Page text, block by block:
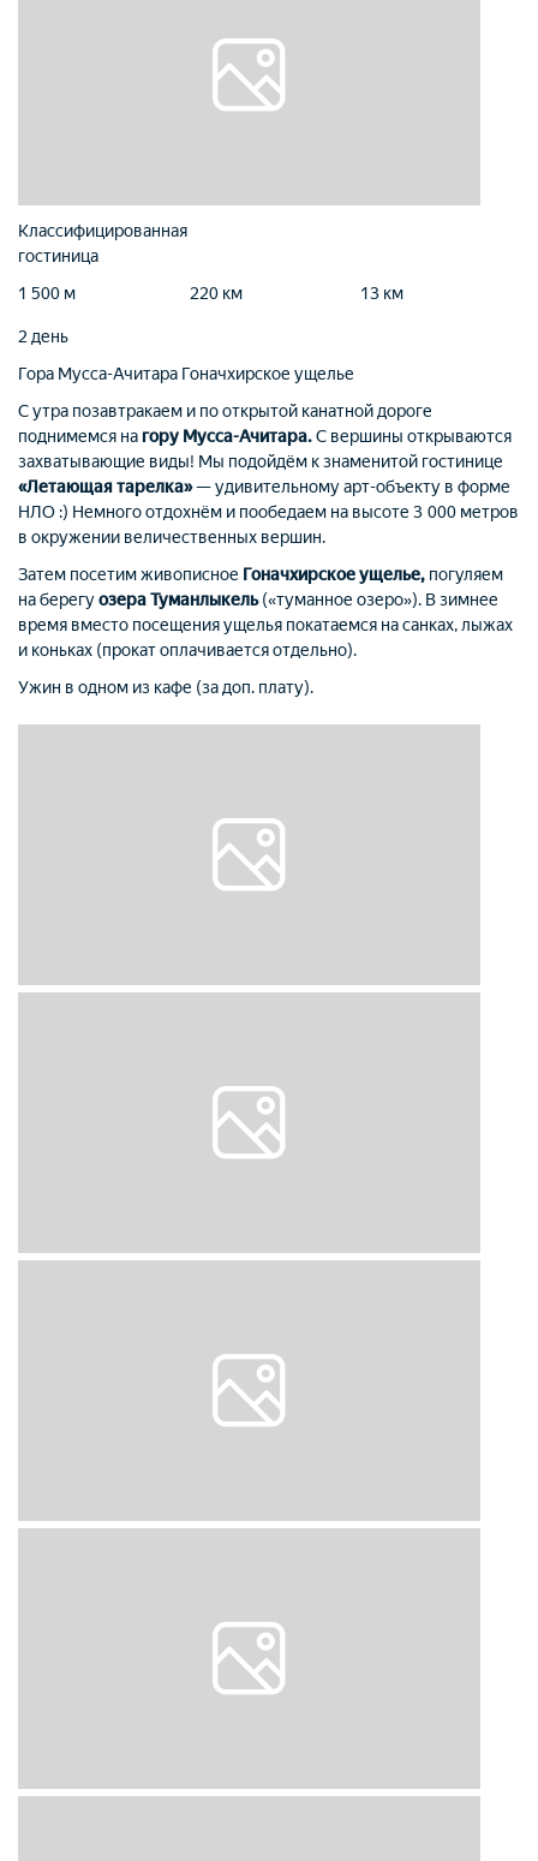
Классифицированная
гостиница
1 500 м
220 км 13 км
2 день
Гора Мусса-Ачитара Гоначхирское ущелье
С утра позавтракаем и по открытой канатной дороге
поднимемся нагору Мусса-Ачитара.С вершины открываются
захватывающие виды! Мы подойдём к знаменитой гостинице
«Летающая тарелка»— удивительному арт-объекту в форме
НЛО :) Немного отдохнём и пообедаем на высоте 3 000 метров
в окружении величественных вершин.
Затем посетим живописное Гоначхирское ущелье, погуляем
на берегуозера Туманлыкель(«туманное озеро»). В зимнее
время вместо посещения ущелья покатаемся на санках, лыжах
и коньках (прокат оплачивается отдельно).
Ужин в одном из кафе (за доп. плату).